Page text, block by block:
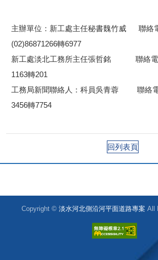
主辦單位：新工處主任秘書魏竹威 聯絡
(02)86871266轉6977
新工處淡北工務所主任張哲銘 聯絡電
1163轉201
工務局新聞聯絡人：科員吳青蓉 聯絡電
3456轉7754
回列表頁
Copyright © 淡水河北側沿河平面道路專案 All